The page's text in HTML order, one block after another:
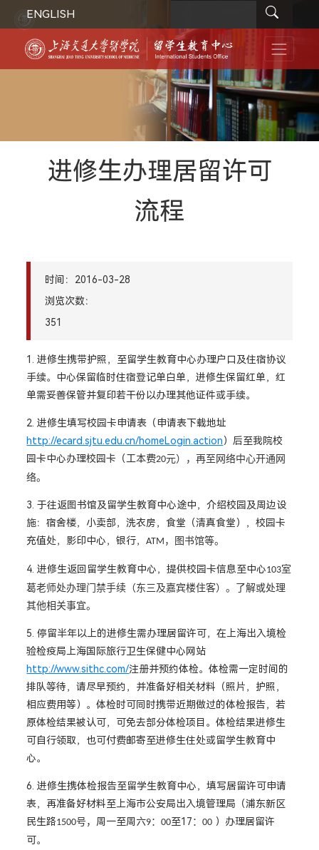
ENGLISH
进修生办理居留许可
流程
时间：2016-03-28
浏览次数：
351
1. 进修生携带护照，至留学生教育中心办理户口及住宿协议
手续。中心保留临时住宿登记单白单，进修生保留红单，红
单需妥善保管并复印若干份以办理其他证件或手续。
2. 进修生填写校园卡申请表（申请表下载地址
http://ecard.sjtu.edu.cn/homeLogin.action）后至我院校
园卡中心办理校园卡（工本费20元），再至网络中心开通网
络。
3. 于往返图书馆及留学生教育中心途中，介绍校园及周边设
施：宿舍楼，小卖部，洗衣房，食堂（清真食堂），校园卡
充值处，影印中心，银行，ATM ，图书馆等。
4. 进修生返回留学生教育中心，提供校园卡信息至中心103室
葛老师处办理门禁手续（东三及嘉宾楼住客）。了解或处理
其他相关事宜。
5. 停留半年以上的进修生需办理居留许可，在上海出入境检
验检疫局上海国际旅行卫生保健中心网站
http://www.sithc.com/注册并预约体检。体检需一定时间的
排队等待，请尽早预约，并准备好相关材料（照片，护照，
相应费用等）。体检时可同时携带近期做过的体检报告，若
原体检结果被认可，可免去部分体检项目。体检结果进修生
可自行领取，也可付费邮寄至进修生住处或留学生教育中
心。
6. 进修生携体检报告至留学生教育中心，填写居留许可申请
表，再准备好材料至上海市公安局出入境管理局（浦东新区
民生路1500号， 周一至周六9：00至17 ：00 ）办理居留许
可。